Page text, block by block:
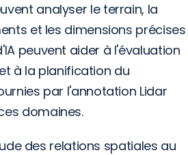
analyser le terrain, la
et les dimensions précises
peuvent aider à l'évaluation
à la planification du
par l'annotation Lidar
domaines.
des relations spatiales au